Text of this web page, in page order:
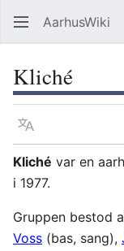
AarhusWiki
Kliché
Sprog
Kliché var en
i 1977.
Gruppen bestod
Voss (bas, sang),